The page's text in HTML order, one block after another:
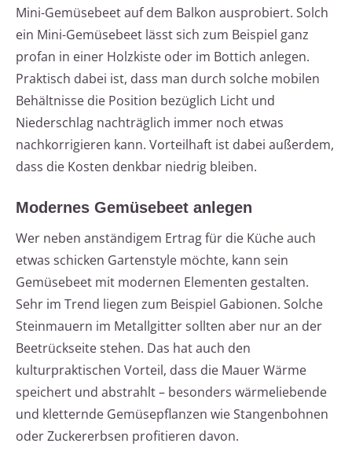
Mini-Gemüsebeet auf dem Balkon ausprobiert. Solch
ein Mini-Gemüsebeet lässt sich zum Beispiel ganz
profan in einer Holzkiste oder im Bottich anlegen.
Praktisch dabei ist, dass man durch solche mobilen
Behältnisse die Position bezüglich Licht und
Niederschlag nachträglich immer noch etwas
nachkorrigieren kann. Vorteilhaft ist dabei außerdem,
dass die Kosten denkbar niedrig bleiben.
Modernes Gemüsebeet anlegen
Wer neben anständigem Ertrag für die Küche auch
etwas schicken Gartenstyle möchte, kann sein
Gemüsebeet mit modernen Elementen gestalten.
Sehr im Trend liegen zum Beispiel Gabionen. Solche
Steinmauern im Metallgitter sollten aber nur an der
Beetrückseite stehen. Das hat auch den
kulturpraktischen Vorteil, dass die Mauer Wärme
speichert und abstrahlt – besonders wärmeliebende
und kletternde Gemüsepflanzen wie Stangenbohnen
oder Zuckererbsen profitieren davon.